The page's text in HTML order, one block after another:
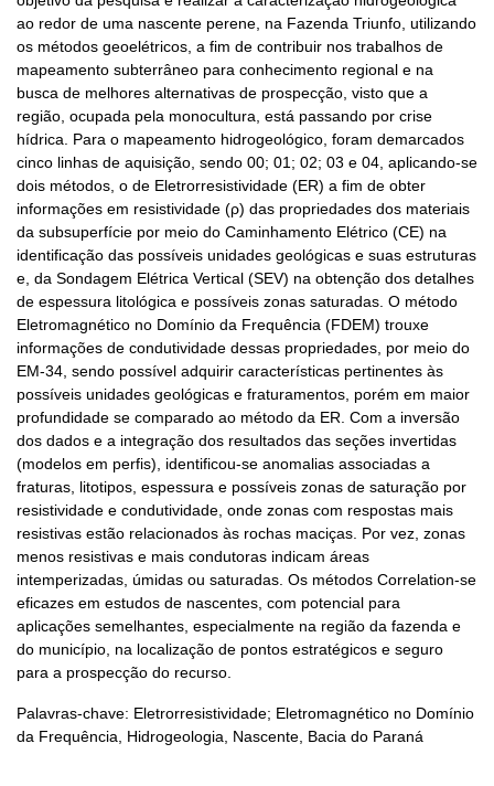
ao redor de uma nascente perene, na Fazenda Triunfo, utilizando
os métodos geoelétricos, a fim de contribuir nos trabalhos de
mapeamento subterrâneo para conhecimento regional e na
busca de melhores alternativas de prospecção, visto que a
região, ocupada pela monocultura, está passando por crise
hídrica. Para o mapeamento hidrogeológico, foram demarcados
cinco linhas de aquisição, sendo 00; 01; 02; 03 e 04, aplicando-se
dois métodos, o de Eletrorresistividade (ER) a fim de obter
informações em resistividade (ρ) das propriedades dos materiais
da subsuperfície por meio do Caminhamento Elétrico (CE) na
identificação das possíveis unidades geológicas e suas estruturas
e, da Sondagem Elétrica Vertical (SEV) na obtenção dos detalhes
de espessura litológica e possíveis zonas saturadas. O método
Eletromagnético no Domínio da Frequência (FDEM) trouxe
informações de condutividade dessas propriedades, por meio do
EM-34, sendo possível adquirir características pertinentes às
possíveis unidades geológicas e fraturamentos, porém em maior
profundidade se comparado ao método da ER. Com a inversão
dos dados e a integração dos resultados das seções invertidas
(modelos em perfis), identificou-se anomalias associadas a
fraturas, litotipos, espessura e possíveis zonas de saturação por
resistividade e condutividade, onde zonas com respostas mais
resistivas estão relacionados às rochas maciças. Por vez, zonas
menos resistivas e mais condutoras indicam áreas
intemperizadas, úmidas ou saturadas. Os métodos Correlation-se
eficazes em estudos de nascentes, com potencial para
aplicações semelhantes, especialmente na região da fazenda e
do município, na localização de pontos estratégicos e seguro
para a prospecção do recurso.
Palavras-chave: Eletrorresistividade; Eletromagnético no Domínio
da Frequência, Hidrogeologia, Nascente, Bacia do Paraná